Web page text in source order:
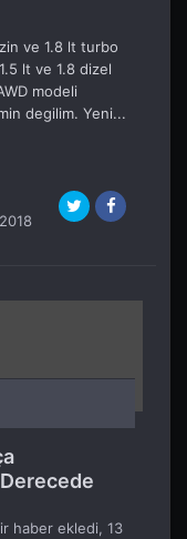
ve 1.8 lt turbo
lt ve 1.8 dizel
modeli
degilim. Yeni...
haber ekledi, 13